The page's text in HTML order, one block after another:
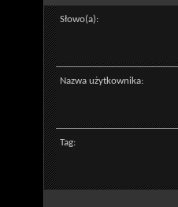
Słowo(a):
Nazwa użytkownika:
Tag: